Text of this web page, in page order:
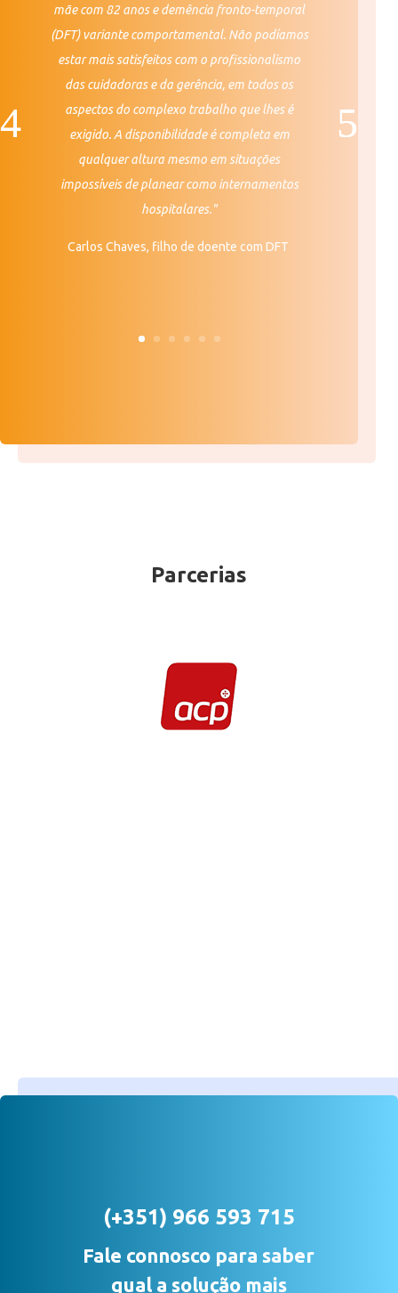
mãe com 82 anos e demência fronto-temporal
(DFT) variante comportamental. Não podíamos
estar mais satisfeitos com o profissionalismo
das cuidadoras e da gerência, em todos os
aspectos do complexo trabalho que lhes é
exigido. A disponibilidade é completa em
qualquer altura mesmo em situações
impossíveis de planear como internamentos
hospitalares."
Carlos Chaves, filho de doente com DFT
Parcerias
(+351) 966 593 715
Fale connosco para saber
qual a solução mais